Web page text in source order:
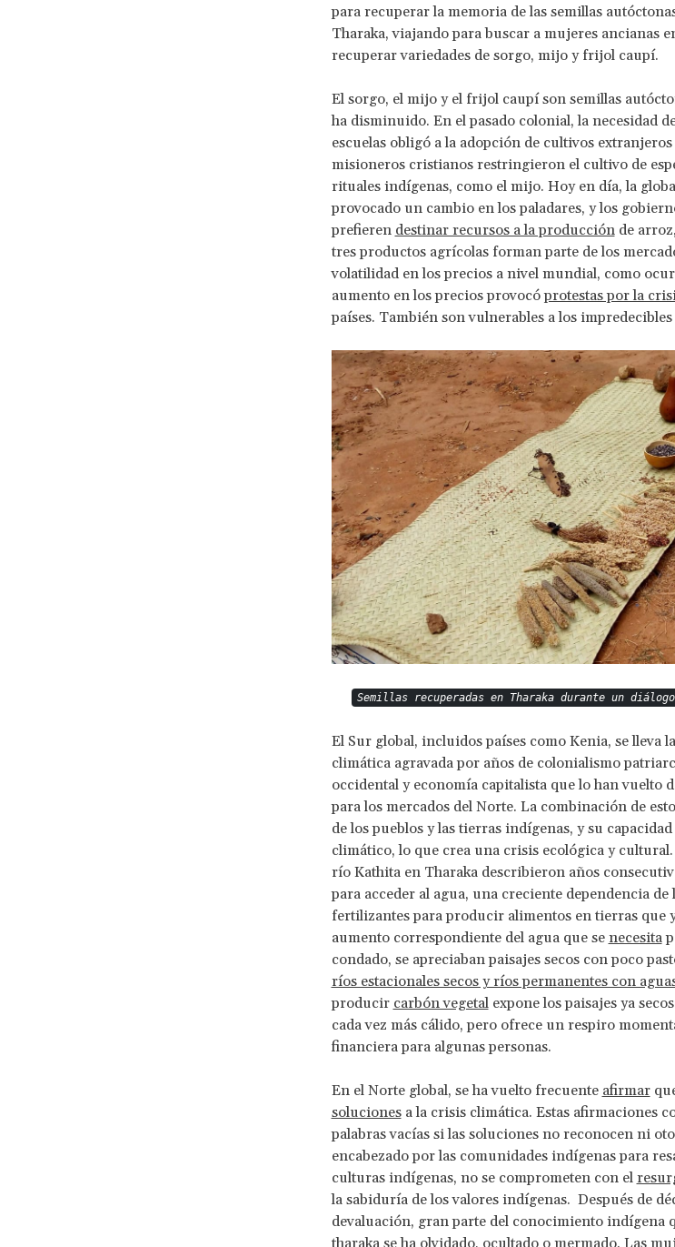
para recuperar la memoria de las semillas
Tharaka, viajando para buscar a mujeres ancianas
recuperar variedades de sorgo, mijo y frijol caupí.
El sorgo, el mijo y el frijol caupí son semillas
ha disminuido. En el pasado colonial, la necesidad
escuelas obligó a la adopción de cultivos
misioneros cristianos restringieron el cultivo de
rituales indígenas, como el mijo. Hoy en día, la
provocado un cambio en los paladares, y los
prefieren destinar recursos a la producciónde
tres productos agrícolas forman parte de los
volatilidad en los precios a nivel mundial, como
aumento en los precios provocóprotestas por la
países. También son vulnerables a los
Semillas recuperadas en Tharaka durante un
El Sur global, incluidos países como Kenia, se lleva
climática agravada por años de colonialismo
occidental y economía capitalista que lo han vuelto
para los mercados del Norte. La combinación de
de los pueblos y las tierras indígenas, y su
climático, lo que crea una crisis ecológica y
río Kathita en Tharaka describieron años
para acceder al agua, una creciente dependencia de
fertilizantes para producir alimentos en tierras que
aumento correspondiente del agua que se necesita
condado, se apreciaban paisajes secos con poco
ríos estacionales secos y ríos permanentes con
producir carbón vegetalexpone los paisajes ya
cada vez más cálido, pero ofrece un respiro
financiera para algunas personas.
En el Norte global, se ha vuelto frecuente afirmar
solucionesa la crisis climática. Estas afirmaciones
palabras vacías si las soluciones no reconocen ni
encabezado por las comunidades indígenas para
culturas indígenas, no se comprometen con el
la sabiduría de los valores indígenas. Después de
devaluación, gran parte del conocimiento indígena